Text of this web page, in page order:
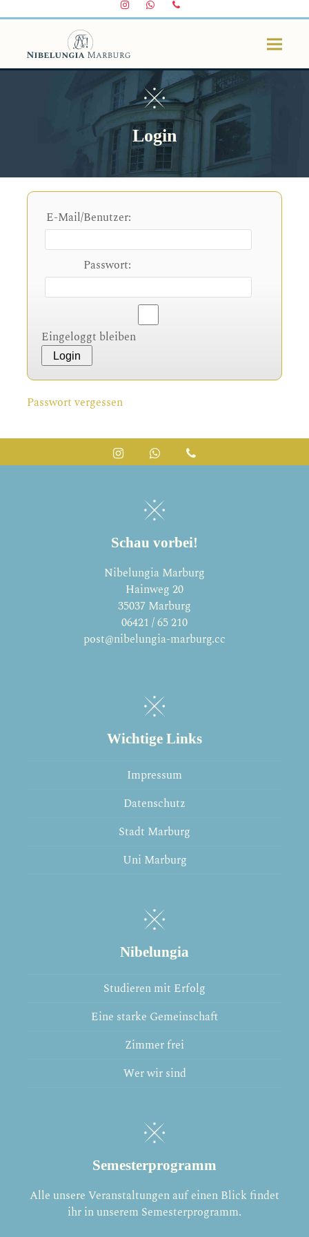
InstagramWhatsappTelefon
Login
E-Mail/Benutzer:
Passwort:
Eingeloggt bleiben
Login
Passwort vergessen
InstagramWhatsappTelefon
Schau vorbei!
Nibelungia Marburg
Hainweg 20
35037 Marburg
06421 / 65 210
post@nibelungia-marburg.cc
Wichtige Links
Impressum
Datenschutz
Stadt Marburg
Uni Marburg
Nibelungia
Studieren mit Erfolg
Eine starke Gemeinschaft
Zimmer frei
Wer wir sind
Semesterprogramm
Alle unsere Veranstaltungen auf einen Blick findet
ihr in unserem Semesterprogramm.